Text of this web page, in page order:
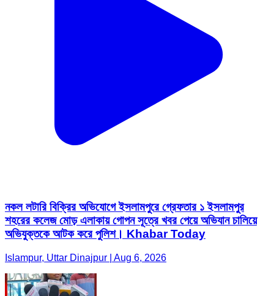
নকল লটারি বিক্রির অভিযোগে ইসলামপুরে গ্রেফতার ১ ইসলামপুর
শহরের কলেজ মোড় এলাকায় গোপন সূত্রে খবর পেয়ে অভিযান চালিয়ে
অভিযুক্তকে আটক করে পুলিশ। Khabar Today
Islampur, Uttar Dinajpur | Aug 6, 2026